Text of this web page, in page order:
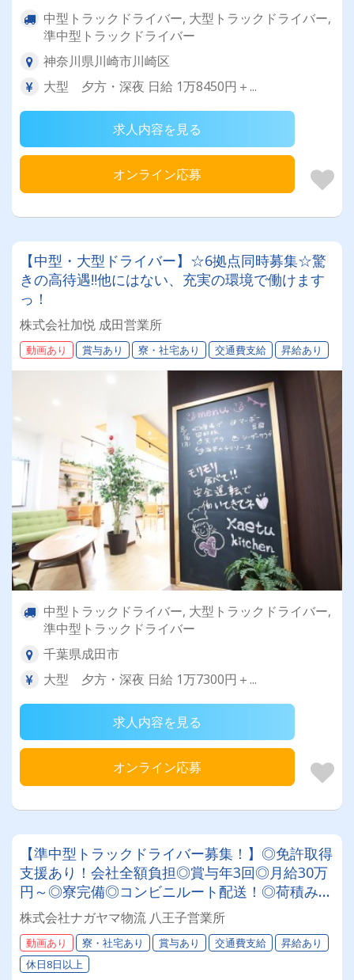
中型トラックドライバー, 大型トラックドライバー,
準中型トラックドライバー
神奈川県川崎市川崎区
大型 夕方・深夜 日給 1万8450円＋...
求人内容を見る
オンライン応募
【中型・大型ドライバー】☆6拠点同時募集☆驚
きの高待遇‼他にはない、充実の環境で働けます
っ！
株式会社加悦 成田営業所
動画あり 賞与あり 寮・社宅あり 交通費支給 昇給あり
中型トラックドライバー, 大型トラックドライバー,
準中型トラックドライバー
千葉県成田市
大型 夕方・深夜 日給 1万7300円＋...
求人内容を見る
オンライン応募
【準中型トラックドライバー募集！】◎免許取得
支援あり！会社全額負担◎賞与年3回◎月給30万
円～◎寮完備◎コンビニルート配送！◎荷積み・
荷下ろし軽々！◎全車AT車★安定して働きたい
方必見★あなたらしく働ける環境です！
株式会社ナガヤマ物流 八王子営業所
動画あり 寮・社宅あり 賞与あり 交通費支給
昇給あり
休日8日以上